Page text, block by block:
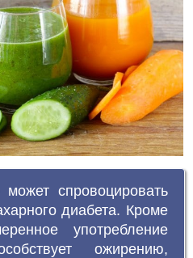
может спровоцировать
диабета. Кроме
употребление
ожирению,